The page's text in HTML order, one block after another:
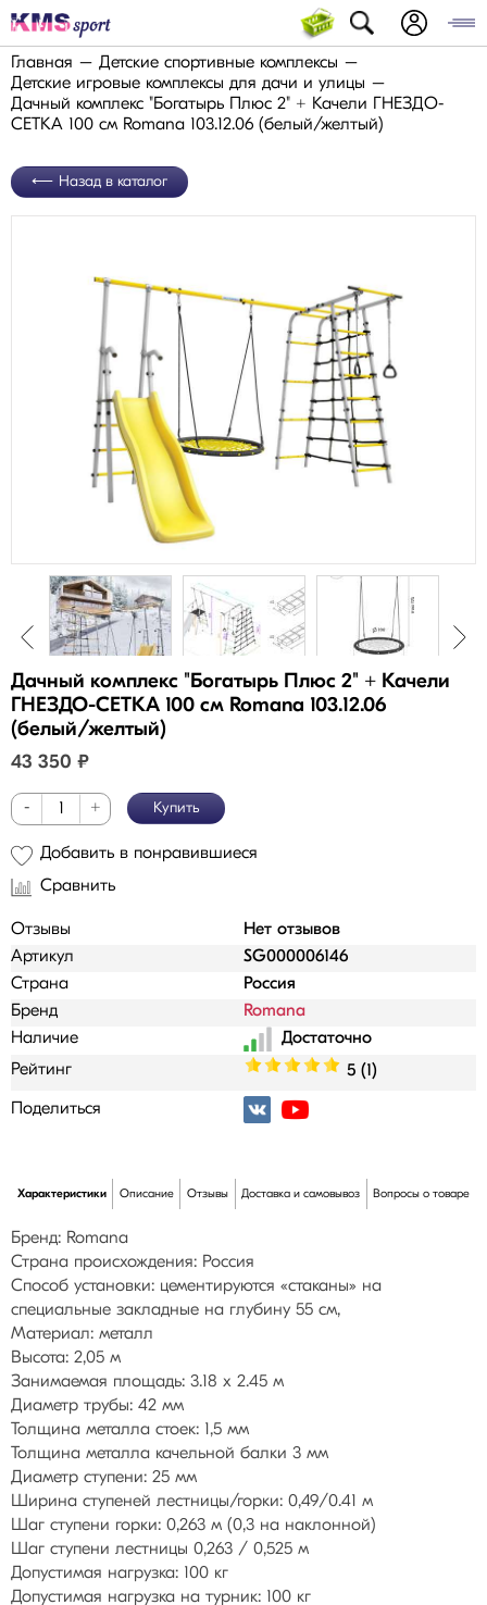
Главная
Детские спортивные комплексы
Детские игровые комплексы для дачи и улицы
Дачный комплекс "Богатырь Плюс 2" + Качели ГНЕЗДО-
СЕТКА 100 см Romana 103.12.06 (белый/желтый)
Назад в каталог
Дачный комплекс "Богатырь Плюс 2" + Качели
ГНЕЗДО-СЕТКА 100 см Romana 103.12.06
(белый/желтый)
43 350 ₽
- + Купить
Добавить в понравившиеся
Сравнить
Отзывы
Нет отзывов
Артикул
SG000006146
Страна
Россия
Бренд
Romana
Наличие
Рейтинг
5 (1)
Поделиться
Характеристики Описание Отзывы Доставка и самовывоз Вопросы о товаре
Бренд: Romana
Страна происхождения: Россия
Способ установки: цементируются «стаканы» на
специальные закладные на глубину 55 см,
Материал: металл
Высота: 2,05 м
Занимаемая площадь: 3.18 х 2.45 м
Диаметр трубы: 42 мм
Толщина металла стоек: 1,5 мм
Толщина металла качельной балки 3 мм
Диаметр ступени: 25 мм
Ширина ступеней лестницы/горки: 0,49/0.41 м
Шаг ступени горки: 0,263 м (0,3 на наклонной)
Шаг ступени лестницы 0,263 / 0,525 м
Допустимая нагрузка: 100 кг
Допустимая нагрузка на турник: 100 кг